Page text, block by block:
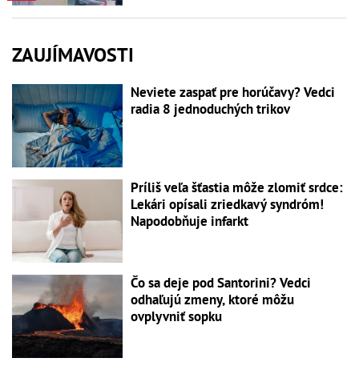
ZAUJÍMAVOSTI
Neviete zaspať pre horúčavy? Vedci
radia 8 jednoduchých trikov
Príliš veľa šťastia môže zlomiť srdce:
Lekári opísali zriedkavý syndróm!
Napodobňuje infarkt
Čo sa deje pod Santorini? Vedci
odhaľujú zmeny, ktoré môžu
ovplyvniť sopku